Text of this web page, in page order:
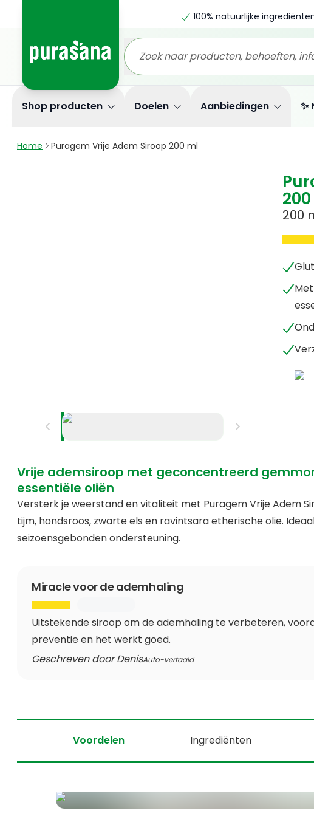
100% natuurlijke
Shop producten Doelen Aanbiedingen ✨
Home Puragem Vrije Adem Siroop 200 ml
200
Vrije ademsiroop met geconcentreerd
essentiële oliën
Versterk je weerstand en vitaliteit met Puragem Vrije Adem
tijm, hondsroos, zwarte els en ravintsara etherische olie.
seizoensgebonden ondersteuning.
Miracle voor de ademhaling
Uitstekende siroop om de ademhaling te verbeteren,
preventie en het werkt goed.
Geschreven door DenisAuto-vertaald
Voordelen Ingrediënten